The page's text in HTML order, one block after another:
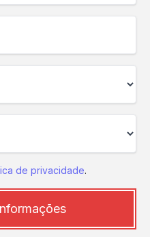
de privacidade.